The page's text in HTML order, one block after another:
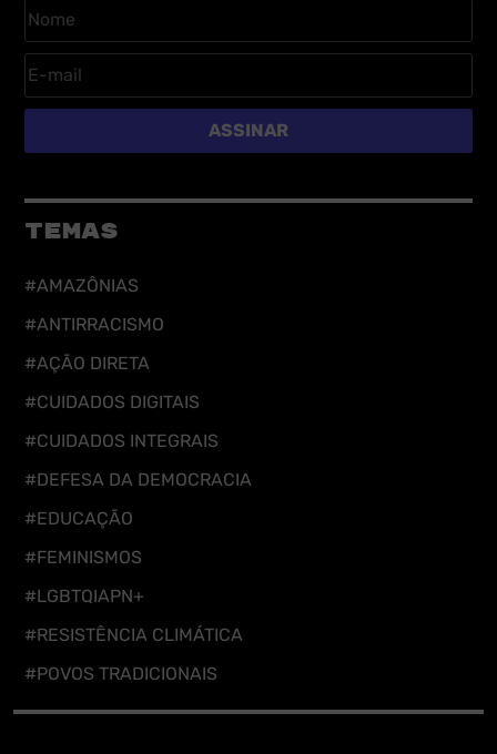
ASSINAR
TEMAS
#AMAZÔNIAS
#ANTIRRACISMO
#AÇÃO DIRETA
#CUIDADOS DIGITAIS
#CUIDADOS INTEGRAIS
#DEFESA DA DEMOCRACIA
#EDUCAÇÃO
#FEMINISMOS
#LGBTQIAPN+
#RESISTÊNCIA CLIMÁTICA
#POVOS TRADICIONAIS